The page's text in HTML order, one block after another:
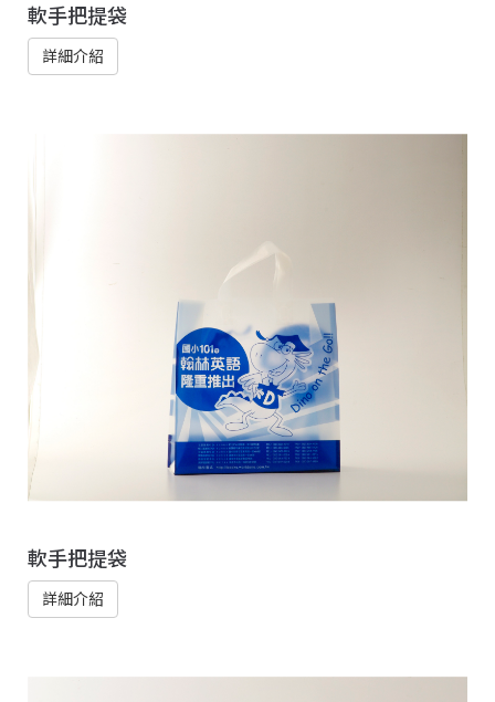
軟手把提袋
詳細介紹
軟手把提袋
詳細介紹